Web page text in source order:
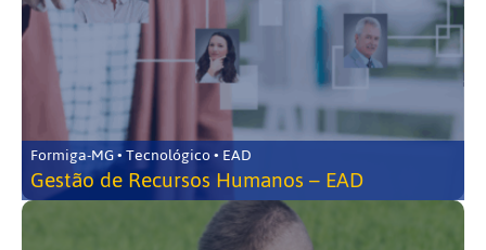
Formiga-MG • Tecnológico • EAD
Gestão de Recursos Humanos – EAD